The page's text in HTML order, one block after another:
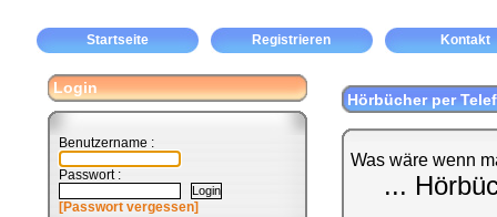
Startseite Registrieren Kontakt
Login
Benutzername :
Passwort :
[Passwort vergessen]
Hörbücher per
Was wäre wenn
...